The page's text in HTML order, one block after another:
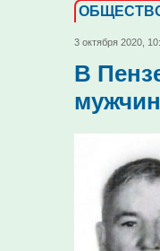
3 октября 2020,
В